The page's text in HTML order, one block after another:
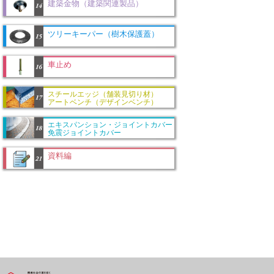
建築金物（建築関連製品）
ツリーキーパー（樹木保護蓋）
車止め
スチールエッジ（舗装見切り材）
アートベンチ（デザインベンチ）
エキスパンション・ジョイントカバー
免震ジョイントカバー
資料編